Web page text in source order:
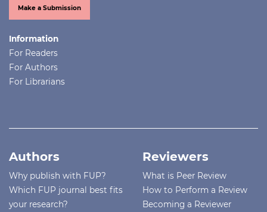
Make a Submission
Information
For Readers
For Authors
For Librarians
Authors
Why publish with FUP?
Which FUP journal best fits
your research?
Reviewers
What is Peer Review
How to Perform a Review
Becoming a Reviewer